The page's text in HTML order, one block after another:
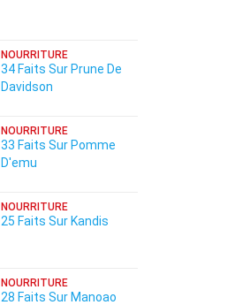
NOURRITURE
34 Faits Sur Prune De
Davidson
NOURRITURE
33 Faits Sur Pomme
D'emu
NOURRITURE
25 Faits Sur Kandis
NOURRITURE
28 Faits Sur Manoao